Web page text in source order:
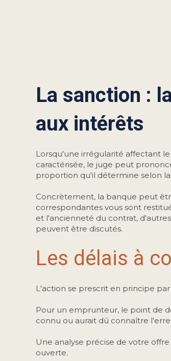
La sanction :
aux intérêts
Lorsqu'une irrégularité affectant
caractérisée, le juge peut
proportion qu'il détermine selon
Concrètement, la banque peut
correspondantes vous sont
et l'ancienneté du contrat,
peuvent être discutés.
Les délais à
L'action se prescrit en principe par
Pour un emprunteur, le point de
connu ou aurait dû connaître
Une analyse précise de votre
ouverte.